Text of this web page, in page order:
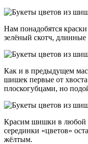
Нам понадобятся
зелёный скотч,
Как и в предыдущем
шишек первые от
плоскогубцами, но
Красим шишки в любой
серединки «цветов»
жёлтым.